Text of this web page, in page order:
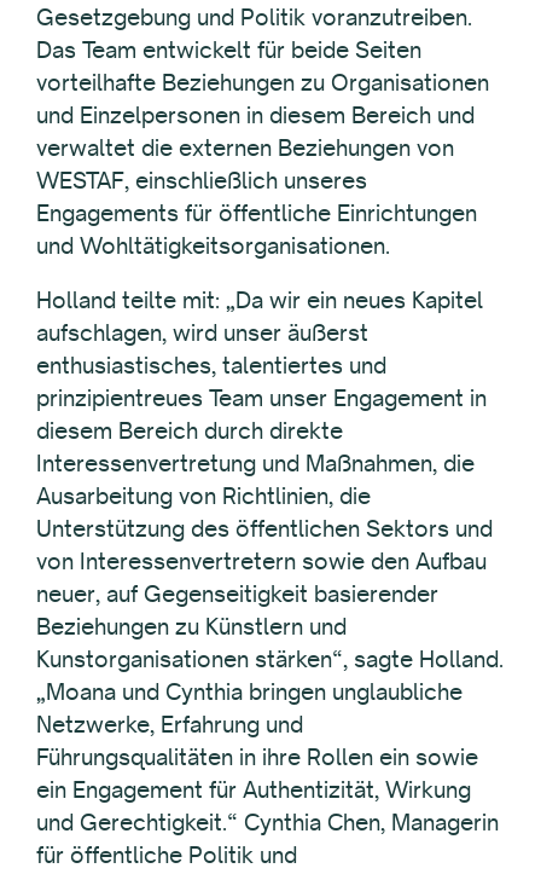
Gesetzgebung und Politik voranzutreiben.
Das Team entwickelt für beide Seiten
vorteilhafte Beziehungen zu Organisationen
und Einzelpersonen in diesem Bereich und
verwaltet die externen Beziehungen von
WESTAF, einschließlich unseres
Engagements für öffentliche Einrichtungen
und Wohltätigkeitsorganisationen.
Holland teilte mit: „Da wir ein neues Kapitel
aufschlagen, wird unser äußerst
enthusiastisches, talentiertes und
prinzipientreues Team unser Engagement in
diesem Bereich durch direkte
Interessenvertretung und Maßnahmen, die
Ausarbeitung von Richtlinien, die
Unterstützung des öffentlichen Sektors und
von Interessenvertretern sowie den Aufbau
neuer, auf Gegenseitigkeit basierender
Beziehungen zu Künstlern und
Kunstorganisationen stärken“, sagte Holland.
„Moana und Cynthia bringen unglaubliche
Netzwerke, Erfahrung und
Führungsqualitäten in ihre Rollen ein sowie
ein Engagement für Authentizität, Wirkung
und Gerechtigkeit.“ Cynthia Chen, Managerin
für öffentliche Politik und